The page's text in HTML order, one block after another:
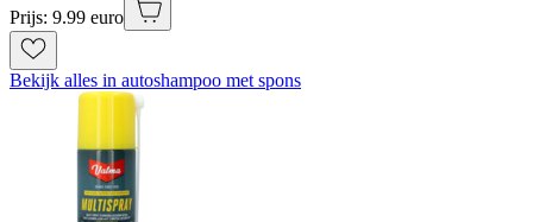
Prijs: 9.99 euro
Bekijk alles in autoshampoo met spons